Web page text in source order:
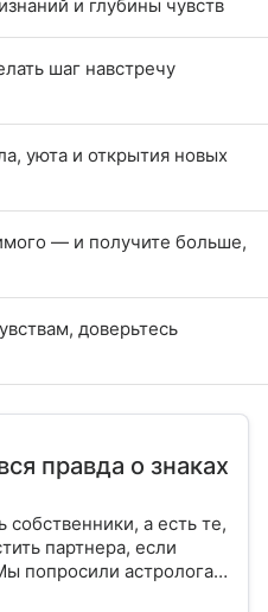
и глубины чувств
шаг навстречу
уюта и открытия новых
— и получите больше,
доверьтесь
правда о знаках
собственники, а есть те,
партнера, если
попросили астролога
ревнивый он или нет.